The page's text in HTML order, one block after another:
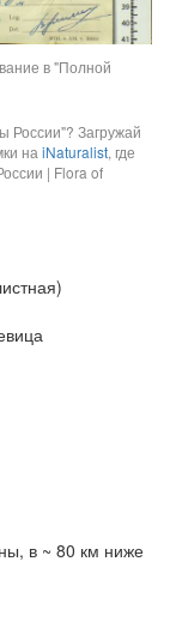
в "Полной
России"? Загружай
на iNaturalist, где
| Flora of
в ~ 80 км ниже